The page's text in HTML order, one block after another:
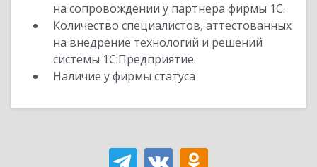
на сопровождении у партнера фирмы 1С.
Количество специалистов, аттестованных
на внедрение технологий и решений
системы 1С:Предприятие.
Наличие у фирмы статуса